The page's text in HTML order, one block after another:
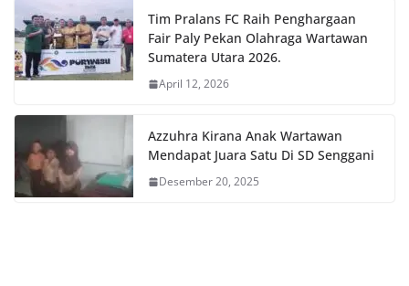
Tim Pralans FC Raih Penghargaan
Fair Paly Pekan Olahraga Wartawan
Sumatera Utara 2026.
April 12, 2026
Azzuhra Kirana Anak Wartawan
Mendapat Juara Satu Di SD Senggani
Desember 20, 2025